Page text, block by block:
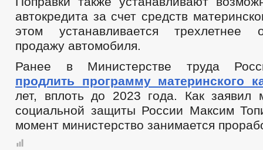
автокредита за счет средств
этом устанавливается трехлетнее
продажу автомобиля.
Ранее в Министерстве труда
продлить программу материнского
лет, вплоть до 2023 года. Как заявил
социальной защиты России Максим
момент министерство занимается